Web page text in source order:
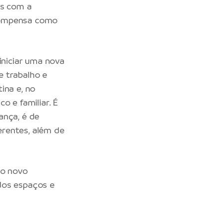
com a
como
uma nova
trabalho e
e, no
e familiar. É
é de
além de
novo
espaços e